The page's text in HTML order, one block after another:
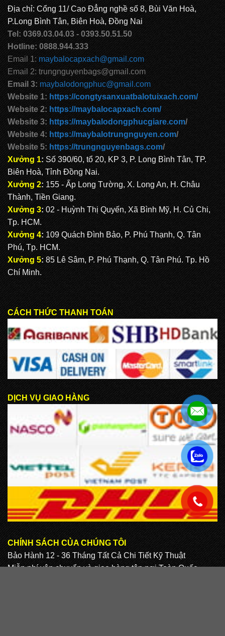
BALO HỌC SINH MS: TN 2068
CẶP HỌC SINH MS: TN 5016
CẶP HỌC SINH MS: TN 5015
CẶP HỌC SINH MS: TN 5014
CẶP HỌC SINH MS: TN 5013
CẶP HỌC SINH MS: TN 5012
Địa chỉ: Cổng 11/ Cao Đẳng nghề số 8, Bùi Văn Hoà,
P.Long Bình Tân, Biên Hoà, Đồng Nai
Tel: 0369.03.04.03 - 0393.50.51.50
Hotline: 0888.944.333
Email 1: maybalocapxach@gmail.com
Email 2: trungnguyenbags@gmail.com
Email 3: maybalodongphuc@gmail.com
Website 1: https://congtysanxuatbalotuixach.com/
Website 2: https://maybalocapxach.com/
Website 3: https://maybalodongphucgiare.com/
Website 4: https://maybalotrungnguyen.com/
Website 5: https://trungnguyenbags.com/
Xưởng 1: Số 390/60, tổ 20, KP 3, P. Long Bình Tân, TP.
Biên Hoà, Tỉnh Đồng Nai.
Xưởng 2: 155 - Ấp Long Tường, X. Long An, H. Châu
Thành, Tiền Giang.
Xưởng 3: 02 - Huỳnh Thị Quyến, Xã Bình Mỹ, H. Củ Chi,
Tp. HCM.
Xưởng 4: 109 Quách Đình Bảo, P. Phú Thạnh, Q. Tân
Phú, Tp. HCM.
Xưởng 5: 85 Lê Sâm, P. Phú Thạnh, Q. Tân Phú. Tp. Hồ
Chí Minh.
CÁCH THỨC THANH TOÁN
DỊCH VỤ GIAO HÀNG
CHÍNH SÁCH CỦA CHÚNG TÔI
Bảo Hành 12 - 36 Tháng Tất Cả Chi Tiết Kỹ Thuật
Miễn phí vận chuyển và giao hàng tận nơi Toàn Quốc
.
.